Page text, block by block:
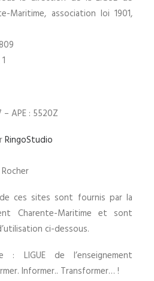
Maritime, association loi 1901,
– APE : 5520Z
RingoStudio
ces sites sont fournis par la
Charente-Maritime et sont
ci-dessous.
: LIGUE de l’enseignement
Informer.. Transformer… !